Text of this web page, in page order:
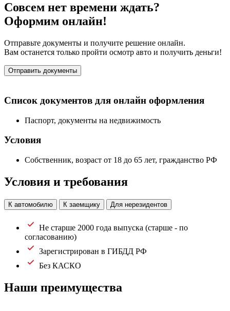
Совсем нет времени ждать?
Оформим онлайн!
Отправьте документы и получите решение онлайн.
Вам останется только пройти осмотр авто и получить деньги!
Отправить документы
Список документов для онлайн оформления
Паспорт, документы на недвижимость
Условия
Собственник, возраст от 18 до 65 лет, гражданство РФ
Условия и требования
К автомобилю К заемщику Для нерезидентов
Не старше 2000 года выпуска (старше - по
согласованию)
Зарегистрирован в ГИБДД РФ
Без КАСКО
Наши преимущества